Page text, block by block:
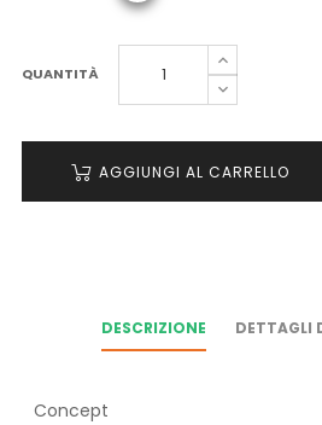
QUANTITÀ
AGGIUNGI AL CARRELLO
DESCRIZIONE DETTAGLI
Concept